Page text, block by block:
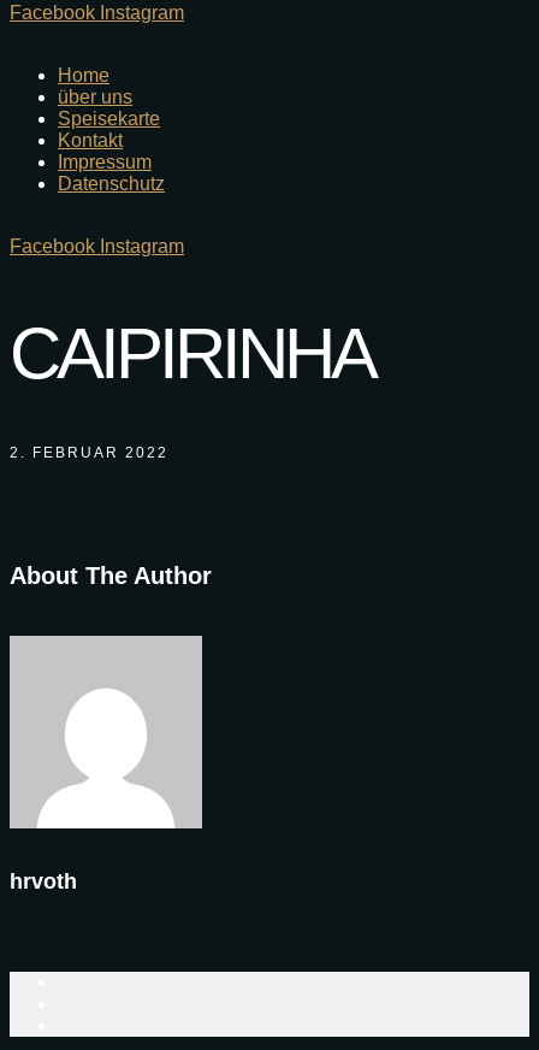
Facebook Instagram
Home
über uns
Speisekarte
Kontakt
Impressum
Datenschutz
Facebook Instagram
CAIPIRINHA
2. FEBRUAR 2022
About The Author
hrvoth